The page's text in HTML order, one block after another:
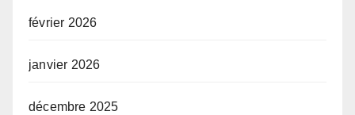
février 2026
janvier 2026
décembre 2025